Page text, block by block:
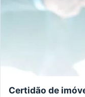
Certidão de